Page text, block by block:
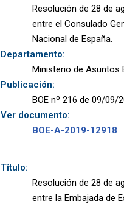
Resolución de 28 de
entre el Consulado
Nacional de España.
Departamento:
Ministerio de Asuntos
Publicación:
BOE nº 216 de 09/09/
Ver documento:
BOE-A-2019-12918
Título:
Resolución de 28 de
entre la Embajada de